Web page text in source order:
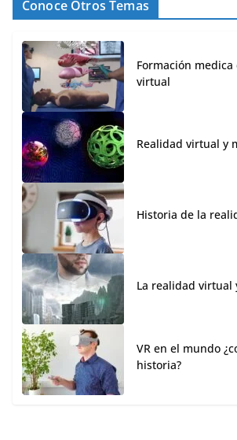
Conoce Otros Temas
Formación
virtual
Realidad virtual y
Historia de la
La realidad virtual
VR en el mundo
historia?